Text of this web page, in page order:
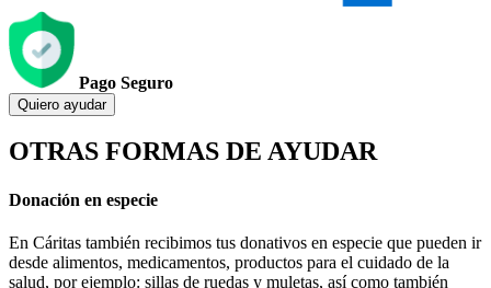
Pago Seguro
Quiero ayudar
OTRAS FORMAS DE AYUDAR
Donación en especie
En Cáritas también recibimos tus donativos en especie que pueden ir
desde alimentos, medicamentos, productos para el cuidado de la
salud, por ejemplo: sillas de ruedas y muletas, así como también